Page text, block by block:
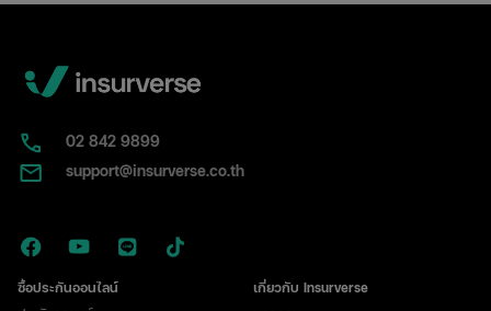
02​ 842 9899
support@insurverse.co.th
ซื้อประกันออนไลน์
เกี่ยวกับ Insurverse